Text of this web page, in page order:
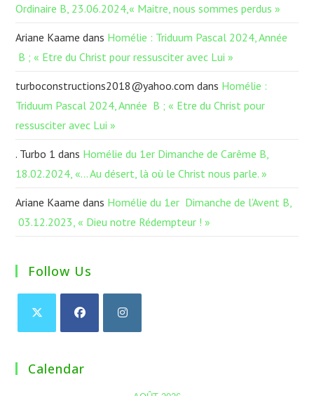
Ordinaire B, 23.06.2024,« Maitre, nous sommes perdus »
Ariane Kaame dans Homélie : Triduum Pascal 2024, Année
B ; « Etre du Christ pour ressusciter avec Lui »
turboconstructions2018@yahoo.com dans Homélie :
Triduum Pascal 2024, Année B ; « Etre du Christ pour
ressusciter avec Lui »
. Turbo 1 dans Homélie du 1er Dimanche de Carême B,
18.02.2024, «… Au désert, là où le Christ nous parle. »
Ariane Kaame dans Homélie du 1er Dimanche de l’Avent B,
03.12.2023, « Dieu notre Rédempteur ! »
Follow Us
Calendar